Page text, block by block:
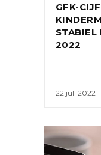
GFK-
STABIEL
2022
22 juli 2022